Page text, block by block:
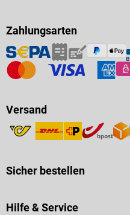
Zahlungsarten
Versand
Sicher bestellen
Hilfe & Service